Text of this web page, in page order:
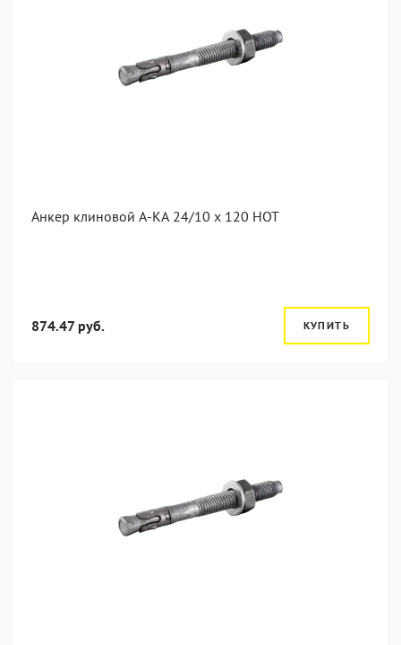
Анкер клиновой А-КА 24/10 x 120 HOT
874.47 руб. КУПИТЬ